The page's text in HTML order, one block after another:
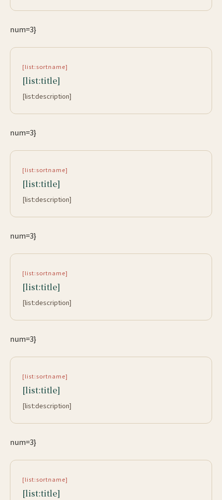
num=3}
[list:sortname]
[list:title]
[list:description]
num=3}
[list:sortname]
[list:title]
[list:description]
num=3}
[list:sortname]
[list:title]
[list:description]
num=3}
[list:sortname]
[list:title]
[list:description]
num=3}
[list:sortname]
[list:title]